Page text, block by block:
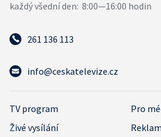
261 136 113
info@ceskatelevize.cz
TV program
Pro
Živé vysílání